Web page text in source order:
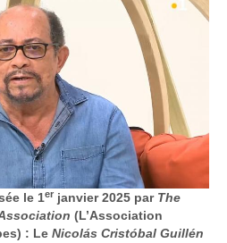
le 1er janvier 2025 par The
(L’Association
: Le Nicolás Cristóbal Guillén